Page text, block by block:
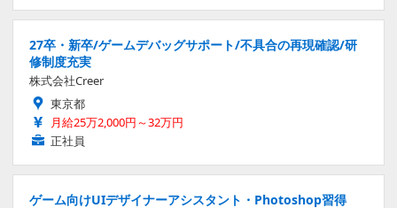
27卒・新卒/ゲームデバッグサポート/不具合の再現確認/研
修制度充実
株式会社Creer
東京都
月給25万2,000円～32万円
正社員
ゲーム向けUIデザイナーアシスタント・Photoshop習得